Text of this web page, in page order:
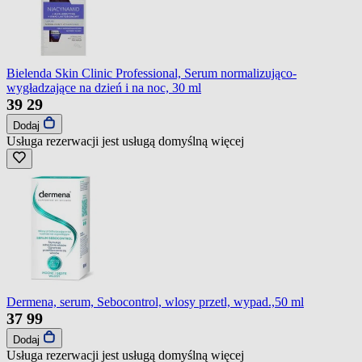
Bielenda Skin Clinic Professional, Serum normalizująco-
wygładzające na dzień i na noc, 30 ml
39 29
Dodaj
Usługa rezerwacji jest usługą domyślną więcej
Dermena, serum, Sebocontrol, wlosy przetl, wypad.,50 ml
37 99
Dodaj
Usługa rezerwacji jest usługą domyślną więcej